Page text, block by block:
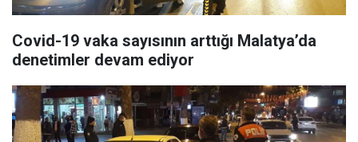
Covid-19 vaka sayısının arttığı Malatya’da
denetimler devam ediyor